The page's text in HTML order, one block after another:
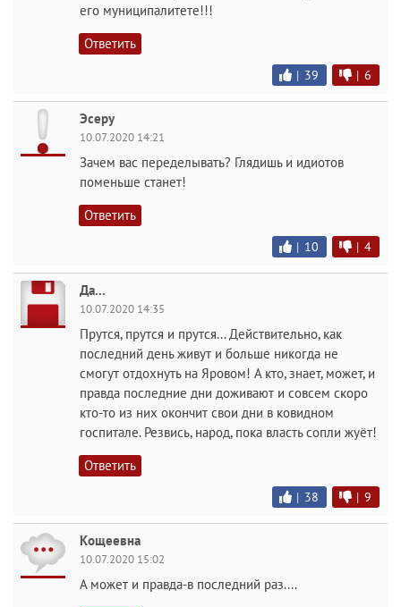
его муниципалитете!!!
Ответить
| 39 | 6
Эсеру
10.07.2020 14:21
Зачем вас переделывать? Глядишь и идиотов
поменьше станет!
Ответить
| 10 | 4
Да...
10.07.2020 14:35
Прутся, прутся и прутся... Действительно, как
последний день живут и больше никогда не
смогут отдохнуть на Яровом! А кто, знает, может, и
правда последние дни доживают и совсем скоро
кто-то из них окончит свои дни в ковидном
госпитале. Резвись, народ, пока власть сопли жуёт!
Ответить
| 38 | 9
Кощеевна
10.07.2020 15:02
А может и правда-в последний раз....